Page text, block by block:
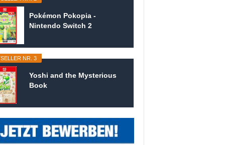
Pokémon Pokopia -
Nintendo Switch 2
NR. 3
Yoshi and the Mysterious
Book